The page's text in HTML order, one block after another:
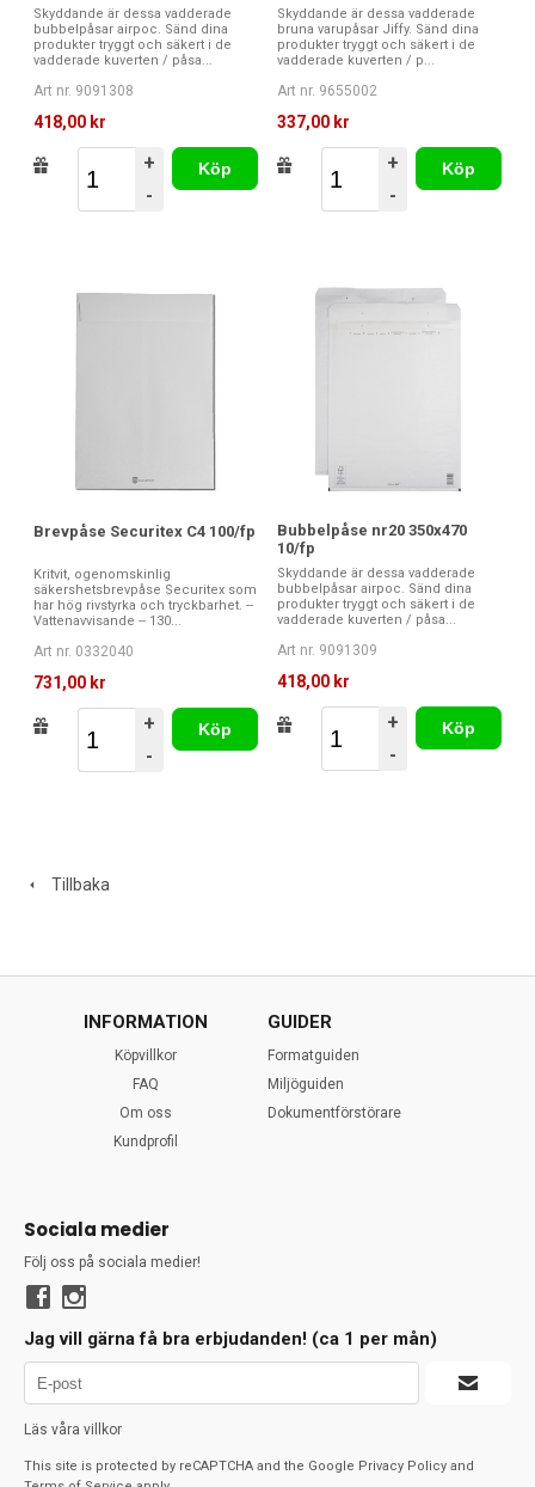
Skyddande är dessa vadderade
bubbelpåsar airpoc. Sänd dina
produkter tryggt och säkert i de
vadderade kuverten / påsa...
Art nr. 9091308
418,00 kr
+
-
Köp
Skyddande är dessa vadderade
bruna varupåsar Jiffy. Sänd dina
produkter tryggt och säkert i de
vadderade kuverten / p...
Art nr. 9655002
337,00 kr
+
-
Köp
Brevpåse Securitex C4 100/fp
Kritvit, ogenomskinlig
säkershetsbrevpåse Securitex som
har hög rivstyrka och tryckbarhet. --
Vattenavvisande -- 130...
Art nr. 0332040
731,00 kr
+
-
Köp
Bubbelpåse nr20 350x470
10/fp
Skyddande är dessa vadderade
bubbelpåsar airpoc. Sänd dina
produkter tryggt och säkert i de
vadderade kuverten / påsa...
Art nr. 9091309
418,00 kr
+
-
Köp
Tillbaka
INFORMATION
Köpvillkor
FAQ
Om oss
Kundprofil
GUIDER
Formatguiden
Miljöguiden
Dokumentförstörare
Sociala medier
Följ oss på sociala medier!
Jag vill gärna få bra erbjudanden! (ca 1 per mån)
Läs våra villkor
This site is protected by reCAPTCHA and the Google Privacy Policy and